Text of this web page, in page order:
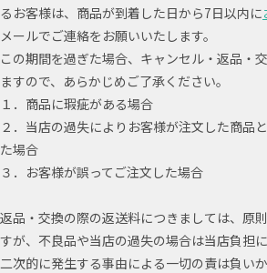
るお客様は、商品が到着した日から7日以内に
メールでご連絡をお願いいたします。
この期間を過ぎた場合、キャンセル・返品・
ますので、あらかじめご了承ください。
１．商品に瑕疵がある場合
２．当店の過失によりお客様が注文した商品
た場合
３．お客様が誤ってご注文した場合
返品・交換の際の返送料につきましては、原
すが、不良品や当店の過失の場合は当店負担
二次的に発生する事由による一切の責は負い